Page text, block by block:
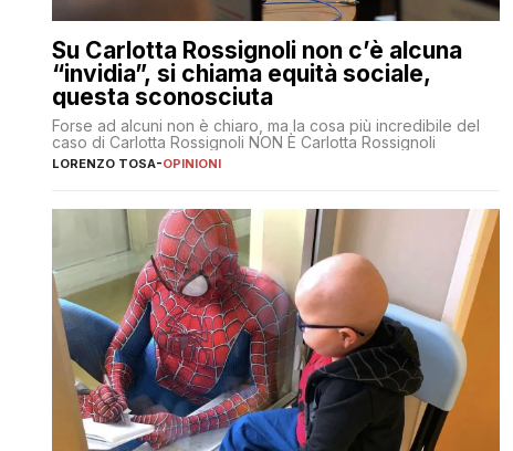
Su Carlotta Rossignoli non c’è alcuna
“invidia”, si chiama equità sociale,
questa sconosciuta
Forse ad alcuni non è chiaro, ma la cosa più incredibile del
caso di Carlotta Rossignoli NON È Carlotta Rossignoli
LORENZO TOSA-OPINIONI